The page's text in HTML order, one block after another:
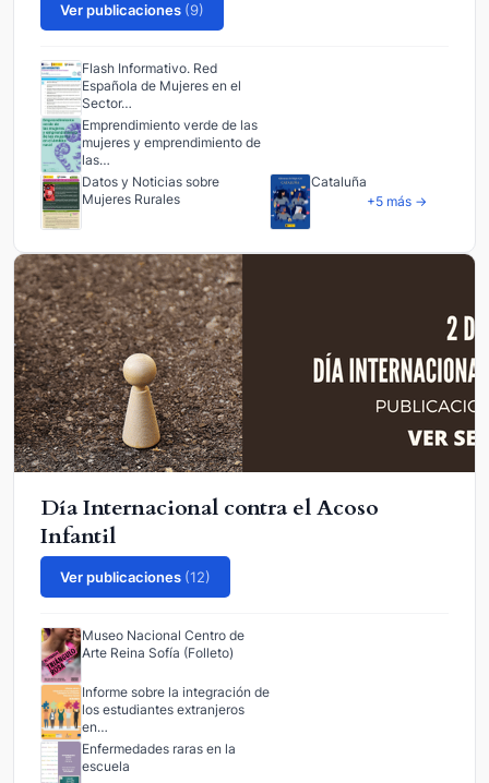
Ver publicaciones (9)
Flash Informativo. Red
Española de Mujeres en el
Sector…
Emprendimiento verde de las
mujeres y emprendimiento de
las…
Datos y Noticias sobre
Mujeres Rurales
Cataluña
+5 más →
Día Internacional contra el Acoso
Infantil
Ver publicaciones (12)
Museo Nacional Centro de
Arte Reina Sofía (Folleto)
Informe sobre la integración de
los estudiantes extranjeros
en…
Enfermedades raras en la
escuela